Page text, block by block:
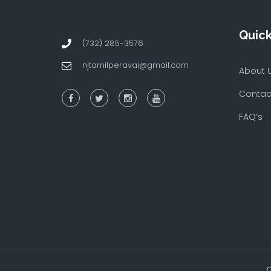
(732) 285-3576
njtamilperavai@gmail.com
About
FAQ’s